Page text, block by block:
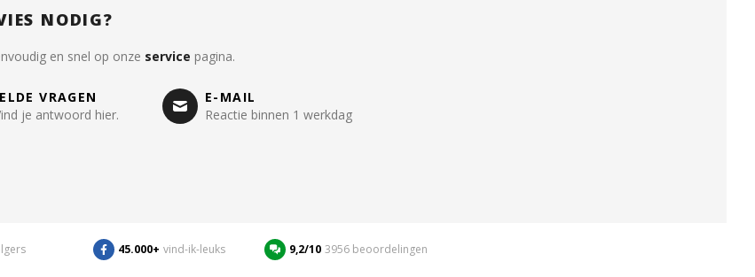
NODIG?
en snel op onze service pagina.
VRAGEN
je antwoord hier.
E-MAIL
Reactie binnen 1 werkdag
45.000+ vind-ik-leuks 9,2/10 3956 beoordelingen